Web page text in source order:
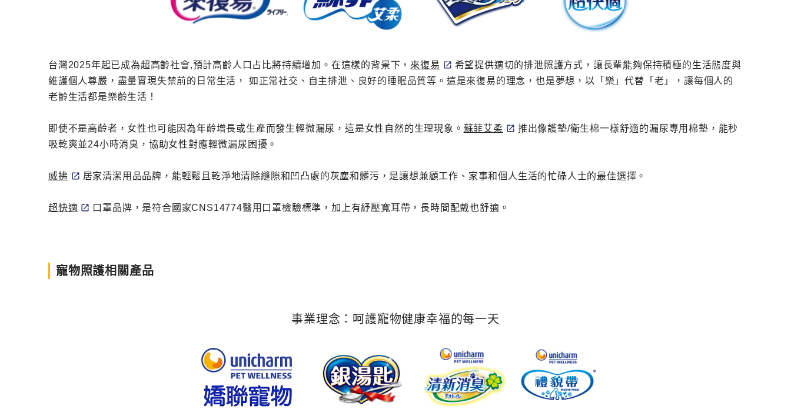
台灣2025年起已成為超高齡社會,預計高齡人口占比將持續增加。在這樣的背景下， 來復易
希望提供適切的排泄照護方式，讓長輩能夠保持積極的生活態度與
維護個人尊嚴，盡量實現失禁前的日常生活， 如正常社交、自主排泄、良好的睡眠品質等。這是來復易的理念，也是夢想，以「樂」代替「老」，讓每個人的
老齡生活都是樂齡生活！
即使不是高齡者，女性也可能因為年齡增長或生產而發生輕微漏尿，這是女性自然的生理現象。 蘇菲艾柔
推出像護墊/衛生棉一樣舒適的漏尿專用棉墊，能秒
吸乾爽並24小時消臭，協助女性對應輕微漏尿困擾。
威拂 居家清潔用品品牌，能輕鬆且乾淨地清除縫隙和凹凸處的灰塵和髒污，是讓想兼顧工作、家事和個人生活的忙碌人士的最佳選擇。
超快適 口罩品牌，是符合國家CNS14774醫用口罩檢驗標準，加上有紓壓寬耳帶，長時間配戴也舒適。
寵物照護相關產品
事業理念：呵護寵物健康幸福的每一天